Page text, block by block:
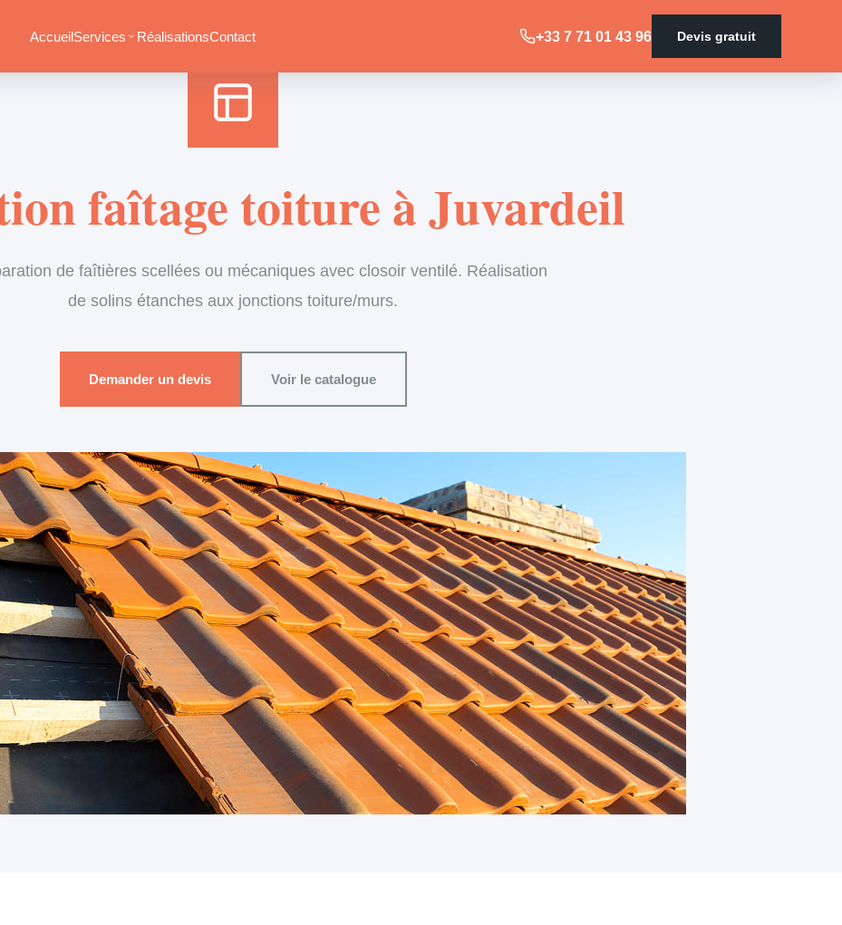
AccueilServices RéalisationsContact +33 7 71 01 43 96 Devis gratuit
faîtage toiture à Juvardeil
de faîtières scellées ou mécaniques avec closoir ventilé. Réalisation
de solins étanches aux jonctions toiture/murs.
Demander un devis Voir le catalogue